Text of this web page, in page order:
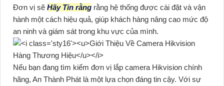
Đơn vị sẽ Hãy Tin rằng rằng hệ thống được cài đặt và vận
hành một cách hiệu quả, giúp khách hàng nâng cao mức độ
an ninh và giám sát trong khu vực của mình.
Nếu bạn đang tìm kiếm đơn vị lắp camera Hikvision chính
hãng, An Thành Phát là một lựa chọn đáng tin cậy. Với sự